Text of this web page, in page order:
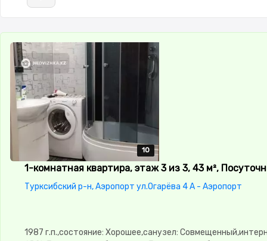
10
10
10
10
10
1-комнатная квартира, этаж 3 из 3, 43 м²,
Турксибский р-н, Аэропорт ул.Огарёва 4 А - Аэропорт
1987 г.п.,состояние: Хорошее,санузел: